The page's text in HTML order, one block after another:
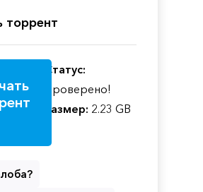
торрент
Статус:
Проверено!
Размер: 2.23 GB